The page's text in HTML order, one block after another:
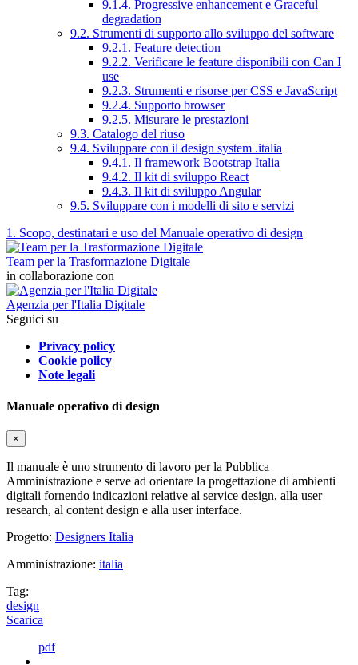
9.1.4. Progressive enhancement e Graceful
degradation
9.2. Strumenti di supporto allo sviluppo del software
9.2.1. Feature detection
9.2.2. Verificare le feature disponibili con Can I
use
9.2.3. Strumenti e risorse per CSS e JavaScript
9.2.4. Supporto browser
9.2.5. Misurare le prestazioni
9.3. Catalogo del riuso
9.4. Sviluppare con il design system .italia
9.4.1. Il framework Bootstrap Italia
9.4.2. Il kit di sviluppo React
9.4.3. Il kit di sviluppo Angular
9.5. Sviluppare con i modelli di sito e servizi
1. Scopo, destinatari e uso del Manuale operativo di design
Team per la Trasformazione Digitale
in collaborazione con
Agenzia per l'Italia Digitale
Seguici su
Privacy policy
Cookie policy
Note legali
Manuale operativo di design
×
Il manuale è uno strumento di lavoro per la Pubblica
Amministrazione e serve ad orientare la progettazione di ambienti
digitali fornendo indicazioni relative al service design, alla user
research, al content design e alla user interface.
Progetto: Designers Italia
Amministrazione: italia
Tag:
design
Scarica
pdf